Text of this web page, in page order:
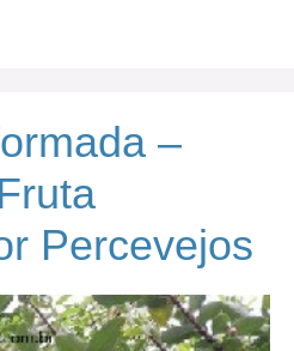
–
Percevejos